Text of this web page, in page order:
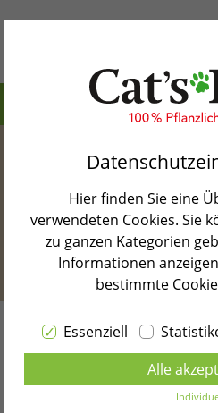
Warum Cat’s Best
Unsere Produkte
Katzenblog
Shopsuche
Sprache wählen
Katze
wo? So gehst
Inhaltsverzeichnis>
Wo kann man seine
Babykatze abgeben
Katze bekommt neue
Fazit: Das solltest Du
Katze abgeben willst
Zurück zur Blogübersicht
Hier finden Sie eine
verwendeten Cookies. Sie
zu ganzen Kategorien
Informationen
bestimmte
Essenziell
Alle